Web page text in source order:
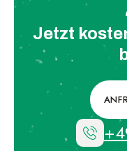
Jetzt